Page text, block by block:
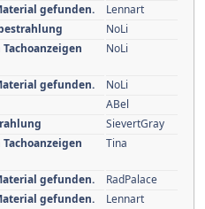
gefunden.
Lennart
NoLi
NoLi
gefunden.
NoLi
ABel
SievertGray
Tina
gefunden.
RadPalace
gefunden.
Lennart